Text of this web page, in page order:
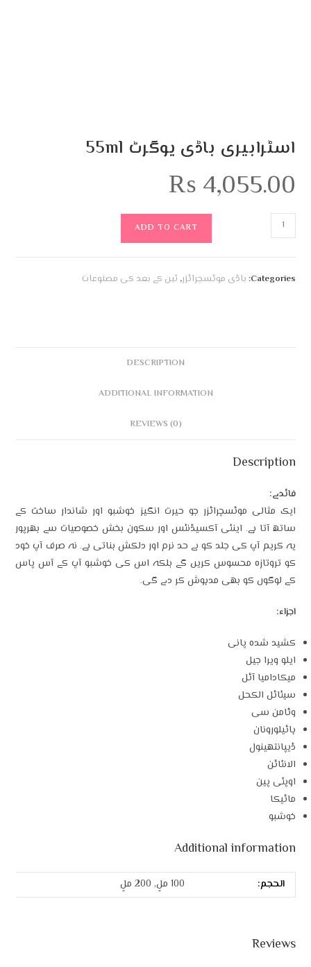
اسٹرابیری باڈی یوگرٹ 55ml
₨4,055.00
ADD TO CART
Categories: باڈی موئسچرائزر, ٹین کے بعد کی مصنوعات
DESCRIPTION
ADDITIONAL INFORMATION
REVIEWS (0)
Description
فائدے:
ایک مثالی موئسچرائزر جو حیرت انگیز خوشبو اور شاندار ساخت کے
ساتھ آتا ہے۔ اینٹی آکسیڈنٹس اور سکون بخش خصوصیات سے بھرپور
یہ کریم آپ کی جلد کو بے حد نرم اور دلکش بناتی ہے۔ نہ صرف آپ خود
کو تروتازہ محسوس کریں گے بلکہ اس کی خوشبو آپ کے آس پاس
کے لوگوں کو بھی مدہوش کر دے گی۔
اجزاء:
کشید شدہ پانی
ایلو ویرا جیل
میکادامیا آئل
سیٹائل الکحل
وٹامن سی
ہائیلورونان
ڈیپانتھینول
الانٹائن
اوپٹی پین
مائیکا
خوشبو
Additional information
الحجم: 100 ملٍ, 200 ملٍ
Reviews